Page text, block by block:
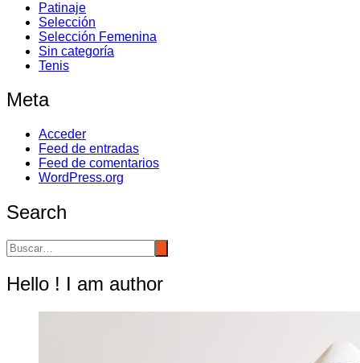
Patinaje
Selección
Selección Femenina
Sin categoría
Tenis
Meta
Acceder
Feed de entradas
Feed de comentarios
WordPress.org
Search
Hello ! I am author